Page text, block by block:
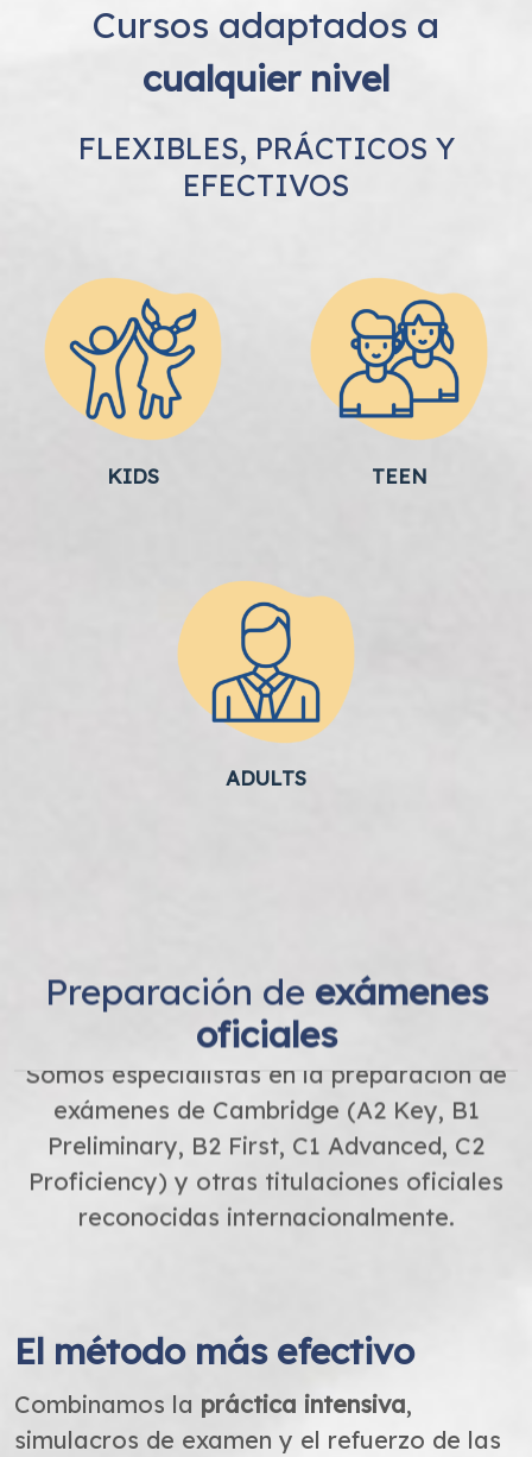
Cursos adaptados a
cualquier nivel
FLEXIBLES, PRÁCTICOS Y
EFECTIVOS
KIDS TEEN
ADULTS
Preparación de exámenes
oficiales
Somos especialistas en la preparación de
exámenes de Cambridge (A2 Key, B1
Preliminary, B2 First, C1 Advanced, C2
Proficiency) y otras titulaciones oficiales
El método más efectivo
Combinamos la práctica intensiva,
simulacros de examen y el refuerzo de las